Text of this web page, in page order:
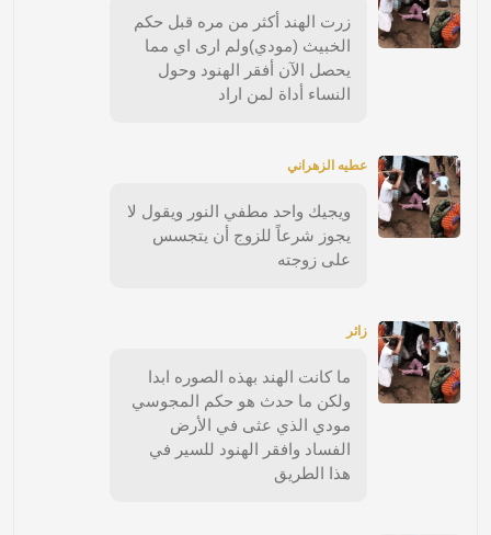
زرت الهند أكثر من مره قبل حكم
الخبيث (مودي)ولم ارى اي مما
يحصل الآن أفقر الهنود وحول
النساء أداة لمن اراد
عطيه الزهراني
ويجيك واحد مطفي النور ويقول لا
يجوز شرعاً للزوج أن يتجسس
على زوجته
زائر
ما كانت الهند بهذه الصوره ابدا
ولكن ما حدث هو حكم المجوسي
مودي الذي عثى في الأرض
الفساد وافقر الهنود للسير في
هذا الطريق